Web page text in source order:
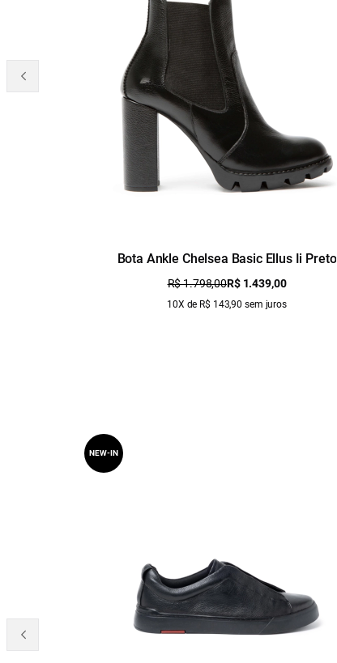
Bota Ankle Chelsea Basic Ellus Ii Preto
R$ 1.798,00R$ 1.439,00
10X de R$ 143,90 sem juros
NEW-IN